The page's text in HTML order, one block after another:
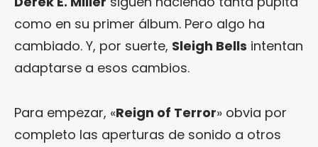
como en su primer álbum. Pero algo ha
cambiado. Y, por suerte, Sleigh Bells intentan
adaptarse a esos cambios.
Para empezar, «Reign of Terror» obvia por
completo las aperturas de sonido a otros